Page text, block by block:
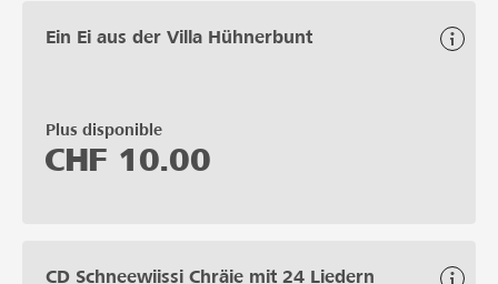
Ein Ei aus der Villa Hühnerbunt
Plus disponible
CHF 10.00
CD Schneewiissi Chräie mit 24 Liedern